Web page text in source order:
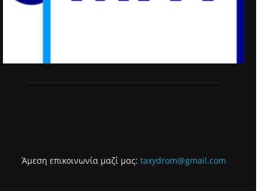
Άμεση επικοινωνία μαζί μας: taxydrom@gmail.com